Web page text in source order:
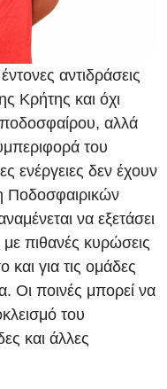
αντιδράσεις
Κρήτης και όχι
αλλά
του
ενέργειες δεν έχουν
Ποδοσφαιρικών
να εξετάσει
πιθανές κυρώσεις
και για τις ομάδες
Οι ποινές μπορεί να
του
και άλλες